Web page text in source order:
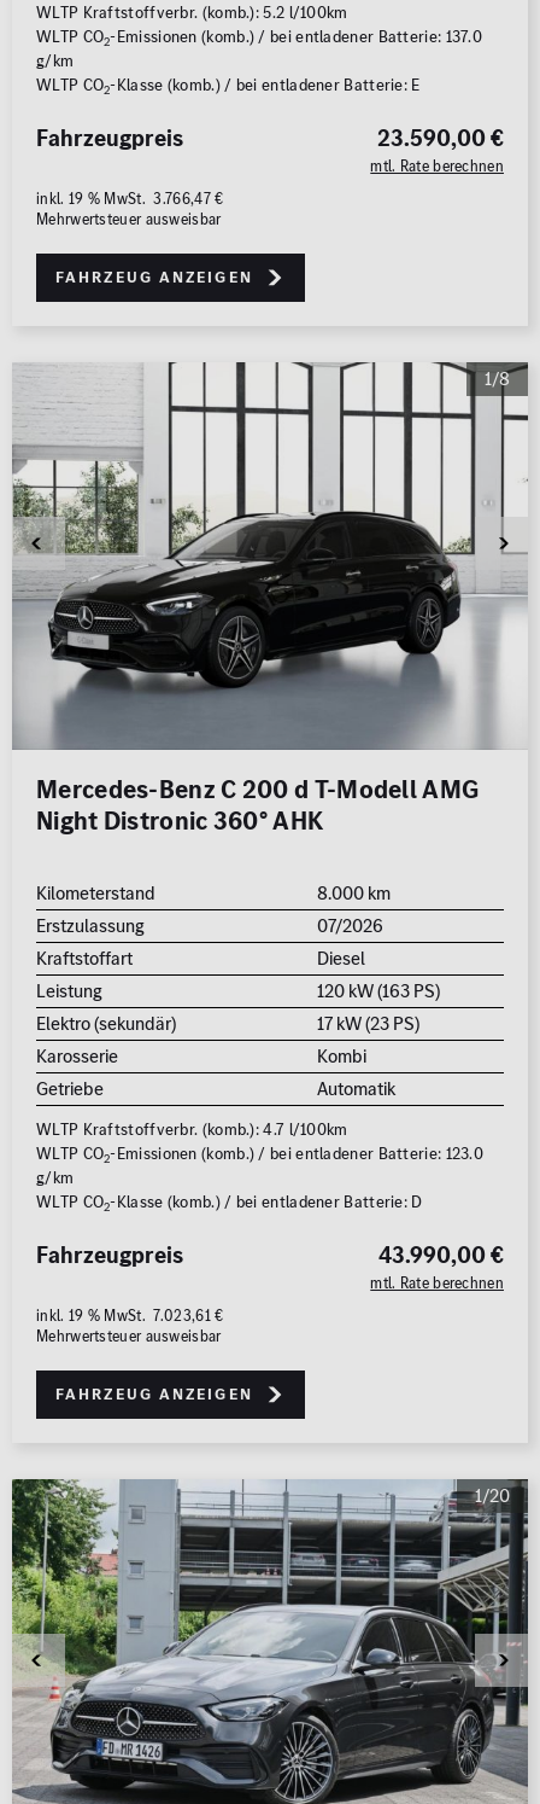
WLTP Kraftstoffverbr. (komb.): 5.2 l/100km
WLTP CO2-Emissionen (komb.) / bei entladener Batterie: 137.0
g/km
WLTP CO2-Klasse (komb.) / bei entladener Batterie: E
23.590,00 €
mtl. Rate berechnen
Fahrzeugpreis
inkl. 19 % MwSt. 3.766,47 €
Mehrwertsteuer ausweisbar
Fahrzeug anzeigen
1/8
Mercedes-Benz C 200 d T-Modell AMG
Night Distronic 360° AHK
Kilometerstand
8.000 km
Erstzulassung
07/2026
Kraftstoffart
Diesel
Leistung
120 kW (163 PS)
Elektro (sekundär)
17 kW (23 PS)
Karosserie
Kombi
Getriebe
Automatik
WLTP Kraftstoffverbr. (komb.): 4.7 l/100km
WLTP CO2-Emissionen (komb.) / bei entladener Batterie: 123.0
g/km
WLTP CO2-Klasse (komb.) / bei entladener Batterie: D
43.990,00 €
mtl. Rate berechnen
Fahrzeugpreis
inkl. 19 % MwSt. 7.023,61 €
Mehrwertsteuer ausweisbar
Fahrzeug anzeigen
1/20